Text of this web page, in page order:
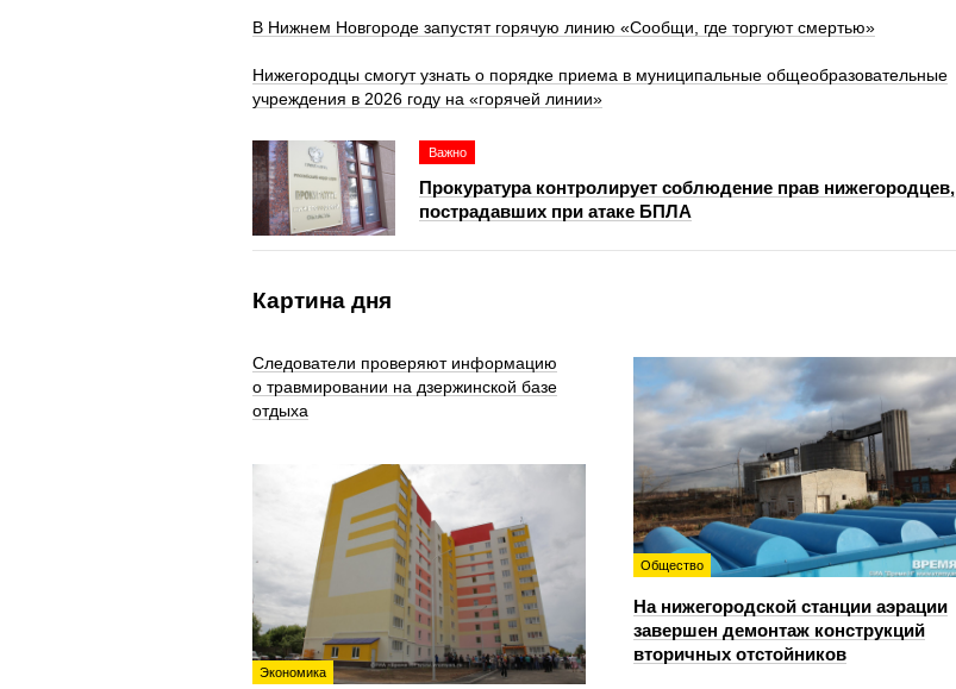
В Нижнем Новгороде запустят горячую линию «Сообщи, где торгуют смертью»
Нижегородцы смогут узнать о порядке приема в муниципальные общеобразовательные
учреждения в 2026 году на «горячей линии»
Важно
Прокуратура контролирует соблюдение прав нижегородцев,
пострадавших при атаке БПЛА
Картина дня
Следователи проверяют информацию
о травмировании на дзержинской базе
отдыха
Общество
На нижегородской станции аэрации
завершен демонтаж конструкций
вторичных отстойников
Экономика